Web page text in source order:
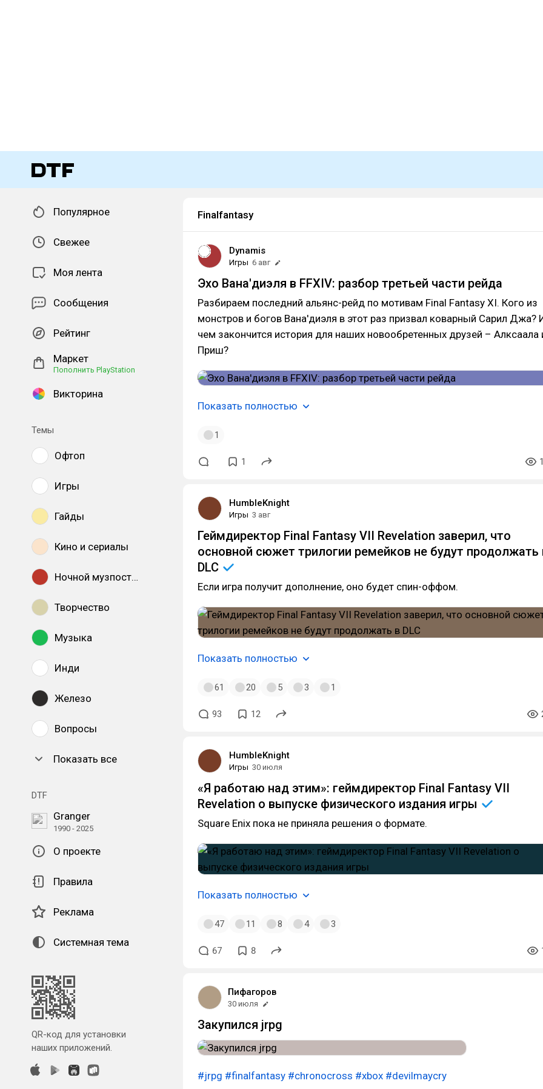
Популярное
Свежее
Моя лента
Сообщения
Рейтинг
Маркет
Пополнить PlayStation
Викторина
Темы
Офтоп
Игры
Гайды
Кино и сериалы
Ночной музпостинг
Творчество
Музыка
Инди
Железо
Вопросы
Показать все
DTF
Granger
1990 - 2025
О проекте
Правила
Реклама
Системная тема
QR-код для установки
наших приложений.
Finalfantasy
Dynamis
Игры 6 авг
Эхо Вана'диэля в FFXIV: разбор третьей части рейда
Разбираем последний альянс-рейд по мотивам Final Fantasy XI. Кого из
монстров и богов Вана'диэля в этот раз призвал коварный Сарил Джа?
чем закончится история для наших новообретенных друзей – Алксаала
Приш?
Показать полностью
1
1
HumbleKnight
Игры 3 авг
Геймдиректор Final Fantasy VII Revelation заверил, что
основной сюжет трилогии ремейков не будут продолжать
DLC
Если игра получит дополнение, оно будет спин-оффом.
Показать полностью
61 20 5 3 1
93 12
HumbleKnight
Игры 30 июля
«Я работаю над этим»: геймдиректор Final Fantasy VII
Revelation о выпуске физического издания игры
Square Enix пока не приняла решения о формате.
Показать полностью
47 11 8 4 3
67 8
Пифагоров
30 июля
Закупился jrpg
#jrpg #finalfantasy #chronocross #xbox #devilmaycry